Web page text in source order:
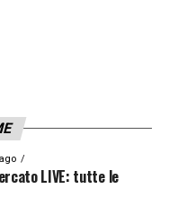
TOP NEWS
LIVE: tutte le